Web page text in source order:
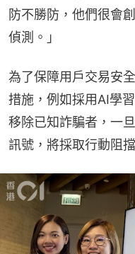
防不勝防，他們很會
偵測。」
為了保障用戶交易安
措施，例如採用AI學
移除已知詐騙者，一
訊號，將採取行動阻